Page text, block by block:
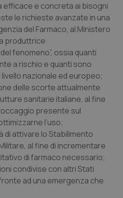
& Rettocolite Ulcerosa
neurodegenerative
e concreta ai bisogni
le richieste avanzate in una
del Farmaco, al Ministero
produttrice:
fenomeno”, ossia quanti
a rischio e quanti sono
nazionale ed europeo;
delle scorte attualmente
sanitarie italiane, al fine
presente sul
l’uso;
di attivare lo Stabilimento
al fine di incrementare
di farmaco necessario;
condivise con altri Stati
ad una emergenza che